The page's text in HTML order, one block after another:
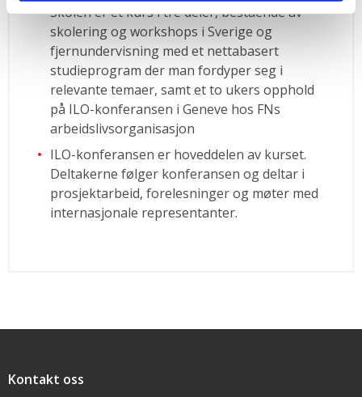
Skolen er et kurs i tre deler, bestående av
skolering og workshops i Sverige og
fjernundervisning med et nettabasert
studieprogram der man fordyper seg i
relevante temaer, samt et to ukers opphold
på ILO-konferansen i Geneve hos FNs
arbeidslivsorganisasjon
ILO-konferansen er hoveddelen av kurset.
Deltakerne følger konferansen og deltar i
prosjektarbeid, forelesninger og møter med
internasjonale representanter.
Snarveier
Kontakt oss